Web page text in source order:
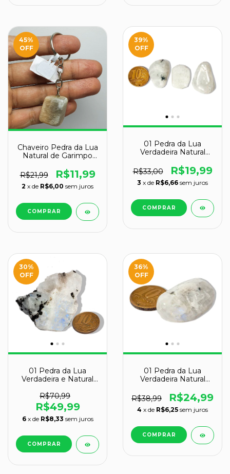
45%
OFF
Chaveiro Pedra da Lua
Natural de Garimpo
R$21,99
R$11,99
2 x de R$6,00 sem juros
39%
OFF
01 Pedra da Lua
Verdadeira Natural
Classe B
R$33,00 R$19,99
3 x de R$6,66 sem juros
30%
OFF
01 Pedra da Lua
Verdadeira e Natural
B
R$70,99
R$49,99
6 x de R$8,33 sem juros
36%
OFF
01 Pedra da Lua
Verdadeira Natural
Classe B
R$38,99 R$24,99
4 x de R$6,25 sem juros